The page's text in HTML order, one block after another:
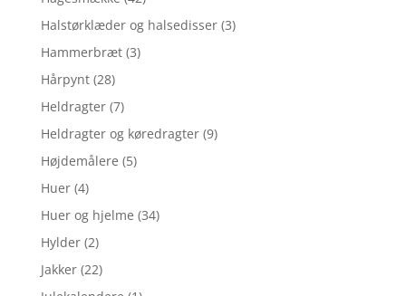
Halstørklæder og halsedisser (3)
Hammerbræt (3)
Hårpynt (28)
Heldragter (7)
Heldragter og køredragter (9)
Højdemålere (5)
Huer (4)
Huer og hjelme (34)
Hylder (2)
Jakker (22)